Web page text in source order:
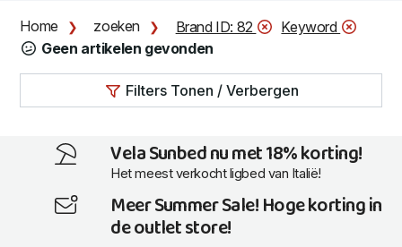
Home zoeken Brand ID: 82
Keyword
Geen artikelen gevonden
Filters Tonen / Verbergen
Vela Sunbed nu met 18% korting!
Het meest verkocht ligbed van Italië!
Meer Summer Sale! Hoge korting in
de outlet store!